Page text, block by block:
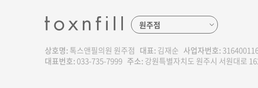
상호명: 톡스앤필의원 원주점 대표: 김재순 사업자번호:
대표번호: 033-735-7999 주소: 강원특별자치도 원주시 서원대로